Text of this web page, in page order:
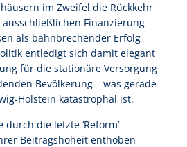
im Zweifel die Rückkehr
Finanzierung
als bahnbrechender Erfolg
entledigt sich damit elegant
für die stationäre Versorgung
Bevölkerung – was gerade
Holstein katastrophal ist.
die letzte ‘Reform’
Beitragshoheit enthoben